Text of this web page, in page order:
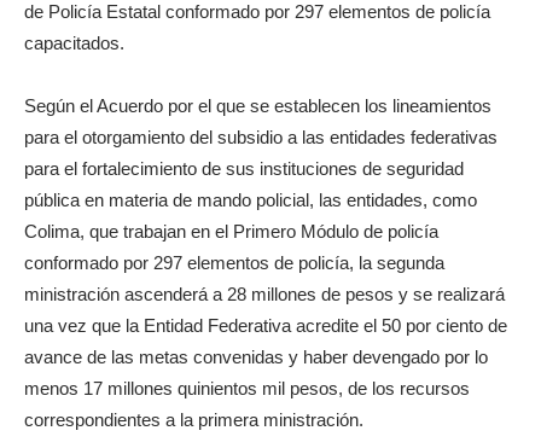
de Policía Estatal conformado por 297 elementos de policía
capacitados.
Según el Acuerdo por el que se establecen los lineamientos
para el otorgamiento del subsidio a las entidades federativas
para el fortalecimiento de sus instituciones de seguridad
pública en materia de mando policial, las entidades, como
Colima, que trabajan en el Primero Módulo de policía
conformado por 297 elementos de policía, la segunda
ministración ascenderá a 28 millones de pesos y se realizará
una vez que la Entidad Federativa acredite el 50 por ciento de
avance de las metas convenidas y haber devengado por lo
menos 17 millones quinientos mil pesos, de los recursos
correspondientes a la primera ministración.